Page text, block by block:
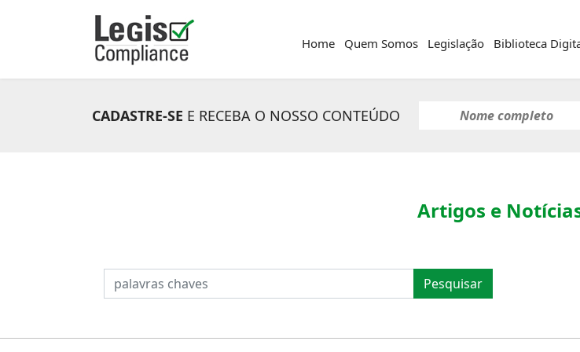
Home Quem Somos Legislação Biblioteca
CADASTRE-SE E RECEBA O NOSSO CONTEÚDO
PESQUISAR Pesquisar
Artigos e